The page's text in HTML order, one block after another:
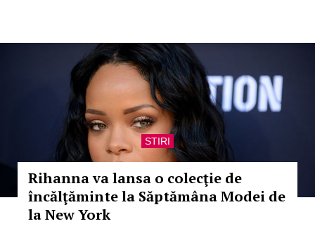
STIRI
Rihanna va lansa o colecţie de
încălţăminte la Săptămâna Modei de
la New York